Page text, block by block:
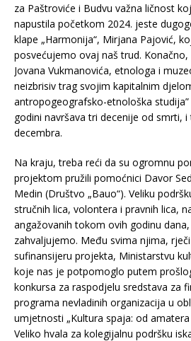
za Paštroviće i Budvu važna ličnost
napustila početkom 2024. jeste
klape „Harmonija“, Mirjana Pajović,
posvećujemo ovaj naš trud.
Jovana Vukmanovića, etnologa i
neizbrisiv trag svojim kapitalnim
antropogeografsko-etnološka
godini navršava tri decenije od smrti,
decembra.
Na kraju, treba reći da su ogromnu
projektom pružili pomoćnici Davor
Medin (Društvo „Bauo“). Veliku
stručnih lica, volontera i pravnih lica,
angažovanih tokom ovih godinu
zahvaljujemo. Među svima njima,
sufinansijeru projekta, Ministarstvu
koje nas je potpomoglo putem
konkursa za raspodjelu sredstava za
programa nevladinih organizacija u
umjetnosti „Kultura spaja: od
Veliko hvala za kolegijalnu podršku